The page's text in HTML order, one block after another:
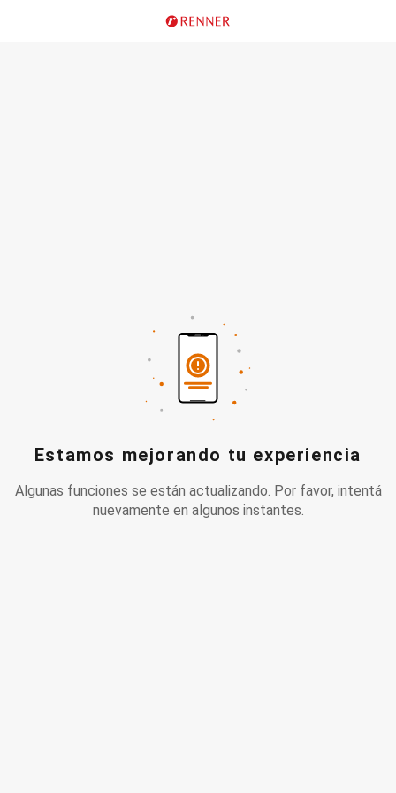
Estamos mejorando tu experiencia
Algunas funciones se están actualizando. Por favor, intentá
nuevamente en algunos instantes.